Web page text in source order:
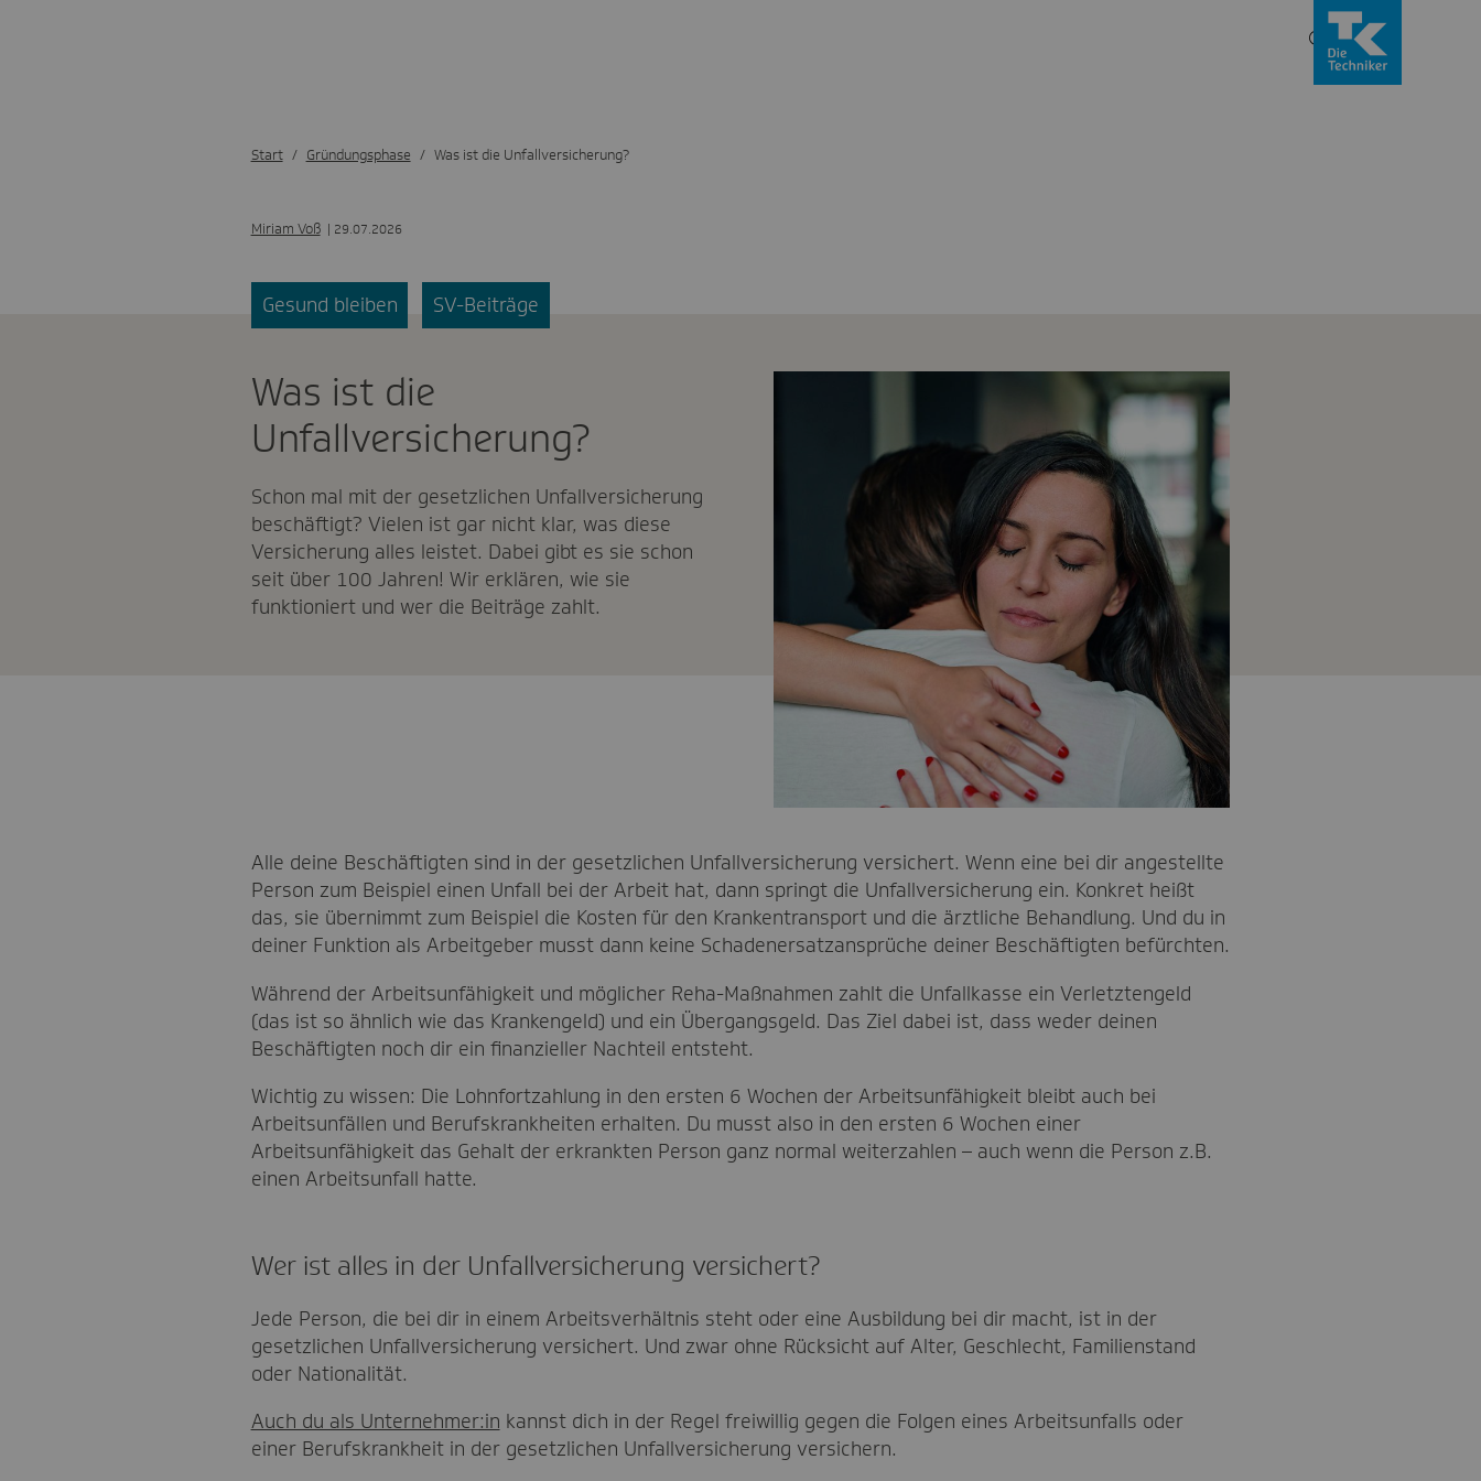
Start Gründungsphase Was ist die Unfallversicherung?
Miriam Voß | 29.07.2026
Gesund bleiben SV-Beiträge
Was ist die
Unfallversicherung?
Schon mal mit der gesetzlichen Unfallversicherung
beschäftigt? Vielen ist gar nicht klar, was diese
Versicherung alles leistet. Dabei gibt es sie schon
seit über 100 Jahren! Wir erklären, wie sie
funktioniert und wer die Beiträge zahlt.
Alle deine Beschäftigten sind in der gesetzlichen Unfallversicherung versichert. Wenn eine bei dir angestellte
Person zum Beispiel einen Unfall bei der Arbeit hat, dann springt die Unfallversicherung ein. Konkret heißt
das, sie übernimmt zum Beispiel die Kosten für den Krankentransport und die ärztliche Behandlung. Und du in
deiner Funktion als Arbeitgeber musst dann keine Schadenersatzansprüche deiner Beschäftigten befürchten.
Während der Arbeitsunfähigkeit und möglicher Reha-Maßnahmen zahlt die Unfallkasse ein Verletztengeld
(das ist so ähnlich wie das Krankengeld) und ein Übergangsgeld. Das Ziel dabei ist, dass weder deinen
Beschäftigten noch dir ein finanzieller Nachteil entsteht.
Wichtig zu wissen: Die Lohnfortzahlung in den ersten 6 Wochen der Arbeitsunfähigkeit bleibt auch bei
Arbeitsunfällen und Berufskrankheiten erhalten. Du musst also in den ersten 6 Wochen einer
Arbeitsunfähigkeit das Gehalt der erkrankten Person ganz normal weiterzahlen – auch wenn die Person z.B.
einen Arbeitsunfall hatte.
Wer ist alles in der Unfallversicherung versichert?
Jede Person, die bei dir in einem Arbeitsverhältnis steht oder eine Ausbildung bei dir macht, ist in der
gesetzlichen Unfallversicherung versichert. Und zwar ohne Rücksicht auf Alter, Geschlecht, Familienstand
oder Nationalität.
Auch du als Unternehmer:in kannst dich in der Regel freiwillig gegen die Folgen eines Arbeitsunfalls oder
einer Berufskrankheit in der gesetzlichen Unfallversicherung versichern.